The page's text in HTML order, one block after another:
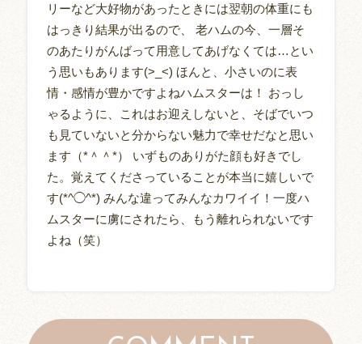
リーなど大好物があったときには翌朝の体重にも
はっきり結果が出るので、 老ハムの今、一層そ
のあたりがんばって用意してあげなくては…とい
う思いもあります(>_<) ほんと、小さいのに表
情・感情が豊かですよねハムスターは！ おっし
ゃるように、これはお迎えしないと、そばでいつ
も見ていないと分からない魅力で幸せだなと思い
ます（*＾＾*） いずものありがた顔も好きでし
た。覚えてくださっていることが本当に嬉しいで
す(*^◯^*) みんな違ってみんなカワイイ！一度ハ
ムスターに虜にされたら、もう離れられないです
よね（笑）